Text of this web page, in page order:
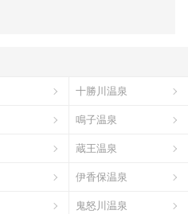
十勝川温泉
鳴子温泉
蔵王温泉
伊香保温泉
鬼怒川温泉